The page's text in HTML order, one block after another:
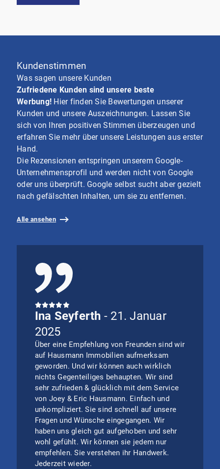
Kundenstimmen
Was sagen unsere Kunden
Zufriedene Kunden sind unsere beste
Werbung! Hier finden Sie Bewertungen unserer
Kunden und unsere Auszeichnungen. Lassen Sie
sich von Ihren positiven Stimmen überzeugen und
erfahren Sie mehr über unsere Leistungen aus erster
Hand.
Die Rezensionen entspringen unserem Google-
Unternehmensprofil und werden nicht von Google
oder uns überprüft. Google selbst sucht aber gezielt
nach gefälschten Inhalten, um sie zu entfernen.
Alle ansehen
Ina Seyferth - 21. Januar
2025
Über eine Empfehlung von Freunden sind wir
auf Hausmann Immobilien aufmerksam
geworden. Und wir können auch wirklich
nichts Gegenteiliges behaupten. Wir sind
sehr zufrieden & glücklich mit dem Service
von Joey & Eric Hausmann. Einfach und
unkompliziert. Sie sind schnell auf unsere
Fragen und Wünsche eingegangen. Wir
haben uns gleich gut aufgehoben und sehr
wohl gefühlt. Wir können sie jedem nur
empfehlen. Sie verstehen ihr Handwerk.
Jederzeit wieder.